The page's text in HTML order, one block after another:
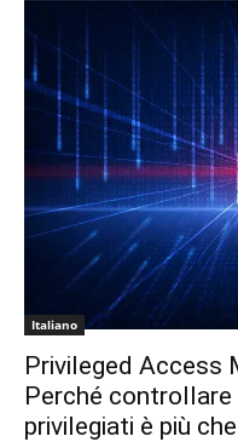
Italiano
Privileged Access
Perché
privilegiati è più